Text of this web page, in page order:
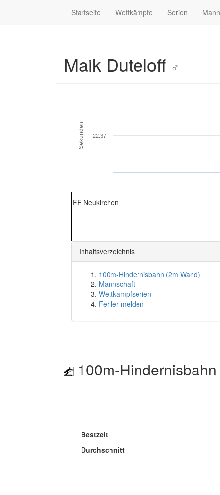
Startseite Wettkämpfe Serien
Maik Duteloff ♂
Sekunden 22.37
FF Neukirchen
Inhaltsverzeichnis
100m-Hindernisbahn (2m Wand)
Mannschaft
Wettkampfserien
Fehler melden
100m-
Bestzeit
Durchschnitt